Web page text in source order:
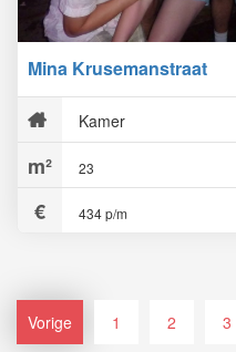
Mina Krusemanstraat
Kamer
23
434 p/m
Vorige 1 2 3